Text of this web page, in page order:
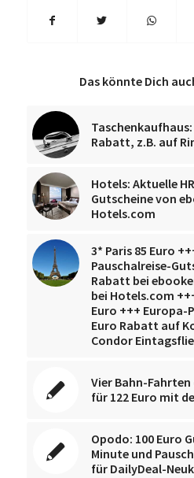
Das könnte Dich
Rabatt, z.B. auf
Hotels: Aktuelle
Gutscheine von
Hotels.com
3* Paris 85 Euro
Pauschalreise-
Rabatt bei
bei Hotels.com
Euro +++ Europa-
Euro Rabatt auf
Condor
Vier Bahn-
für 122 Euro mit
Opodo: 100 Euro
Minute und
für DailyDeal-